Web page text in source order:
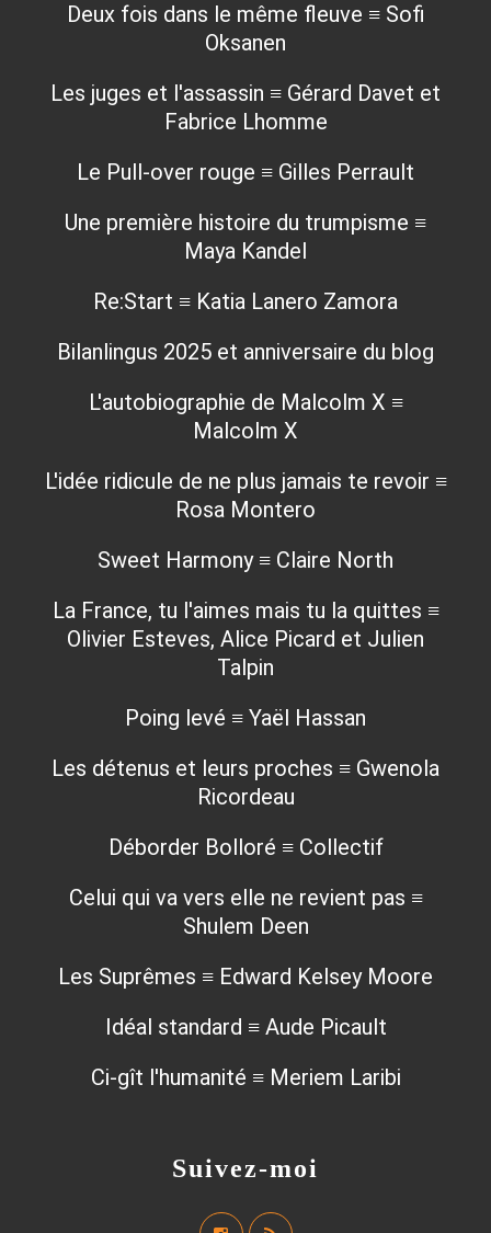
Suivez-moi
Deux fois dans le même fleuve ≡ Sofi
Oksanen
Les juges et l'assassin ≡ Gérard Davet et
Fabrice Lhomme
Le Pull-over rouge ≡ Gilles Perrault
Une première histoire du trumpisme ≡
Maya Kandel
Re:Start ≡ Katia Lanero Zamora
Bilanlingus 2025 et anniversaire du blog
L'autobiographie de Malcolm X ≡
Malcolm X
L'idée ridicule de ne plus jamais te revoir ≡
Rosa Montero
Sweet Harmony ≡ Claire North
La France, tu l'aimes mais tu la quittes ≡
Olivier Esteves, Alice Picard et Julien
Talpin
Poing levé ≡ Yaël Hassan
Les détenus et leurs proches ≡ Gwenola
Ricordeau
Déborder Bolloré ≡ Collectif
Celui qui va vers elle ne revient pas ≡
Shulem Deen
Les Suprêmes ≡ Edward Kelsey Moore
Idéal standard ≡ Aude Picault
Ci-gît l'humanité ≡ Meriem Laribi